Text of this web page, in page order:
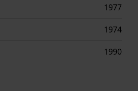
1977
1974
1990